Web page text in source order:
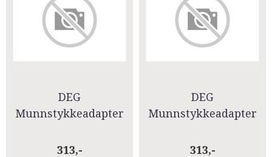
DEG
Munnstykkeadapter
Mellophone
313,-
DEG
Munnstykkeadapter
Mellophone
313,-